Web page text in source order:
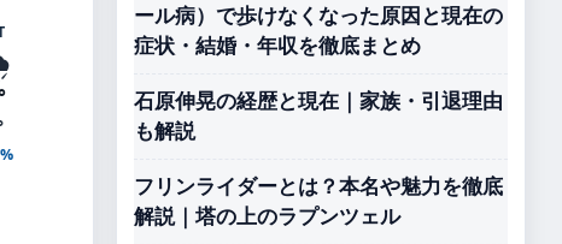
ール病）で歩けなくなった原因と現在の
症状・結婚・年収を徹底まとめ
石原伸晃の経歴と現在｜家族・引退理由
も解説
フリンライダーとは？本名や魅力を徹底
解説｜塔の上のラプンツェル